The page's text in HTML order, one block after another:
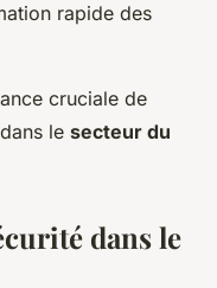
rapide des
cruciale de
dans le secteur du
dans le